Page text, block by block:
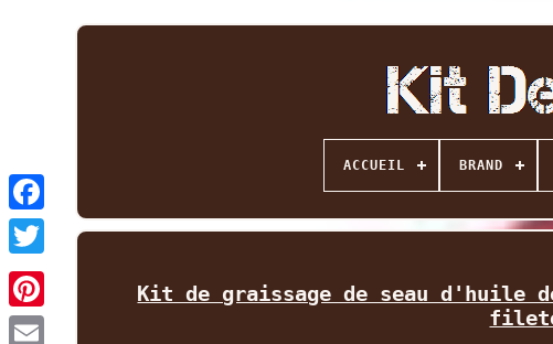
Facebook
Twitter
ACCUEIL BRAND
Kit de graissage de seau d'huile